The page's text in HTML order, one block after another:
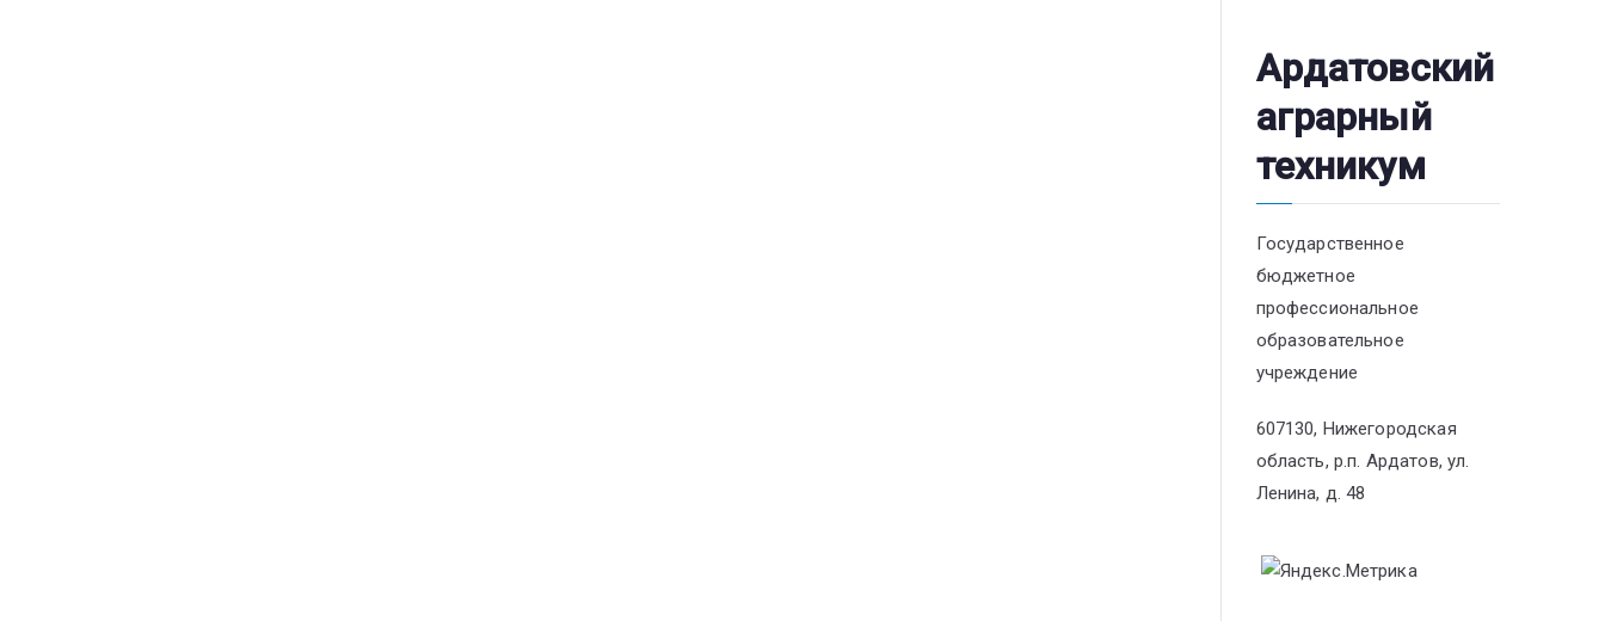
Ардатовский
аграрный
техникум
Государственное
бюджетное
профессиональное
образовательное
учреждение
607130, Нижегородская
область, р.п. Ардатов, ул.
Ленина, д. 48